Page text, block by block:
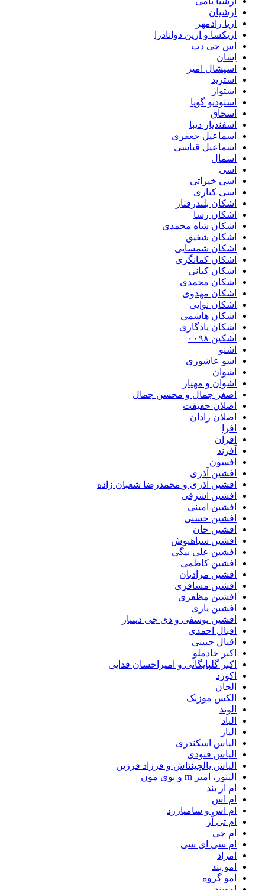
ارشیان
اریا رادمهر
اریکسا و ارین دوانادرا
اس جی دپ
اِسان
اسپشال امیر
استرید
استوار
استودیو گویا
اسحاق
اسفندیار دیبا
اسماعیل جعفری
اسماعیل قیاسی
اسمال
اسی
اسی خیراتی
اسی کناری
اشکان بلندرفتار
اشکان رسا
اشکان شاه محمدی
اشکان شفیق
اشکان شمسایی
اشکان‌ کمانگری
اشکان کیانی
اشکان محمدی
اشکان مهدوی
اشکان نوایی
اشکان هاشمی
اشکان یادگاری
اشکین ۰۰۹۸
اشنو
اشو عاشوری
اشوان
اشوان و مهیار
اصغر جمال و محسن جمال
اصلان حقیقت
اصلان رادان
افرا
افران
اَفرند
افسون
افشین آذری
افشین آذری و محمدرضا شعبان زاده
افشین اشرفی
افشین امینی
افشین حسنی
افشین خان
افشین سیاهپوش
افشین علی بیگی
افشین کاظمی
افشین مرادیان
افشین مسافری
افشین مظفری
افشین یاری
افشین یوسفی و دی جی دینیار
اقبال احمدی
اقبال حبیبی
اکبر خادملو
اکبر گلپایگانی و امیراحسان فدایی
اکورد
الجان
الکس موزیک
الوند
الیاد
الیاز
الیاس اسکندری
الیاس فنودی
الیاس یالچینتاش و فرزاد فرزین
الینور، امیر rn و بوی مون
ام‌ ار بند
ام اس
ام اس و سامیارزد
ام تی آر
ام جی
ام سی ای سی
امراد
امو بند
امو گروه